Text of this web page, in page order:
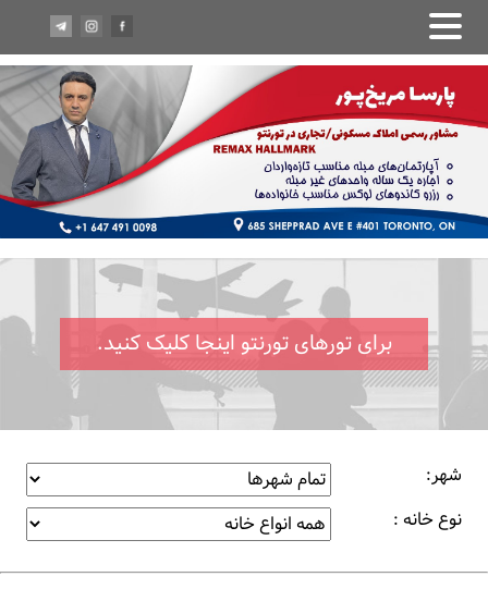
برای تورهای تورنتو اینجا کلیک کنید.
شهر:
نوع خانه :